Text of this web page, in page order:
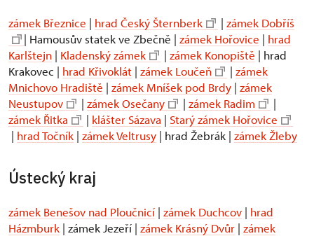
zámek Březnice | hrad Český Šternberk | zámek Dobříš
| Hamousův statek ve Zbečně | zámek Hořovice | hrad
Karlštejn | Kladenský zámek | zámek Konopiště | hrad
Krakovec | hrad Křivoklát | zámek Loučeň | zámek
Mnichovo Hradiště | zámek Mníšek pod Brdy | zámek
Neustupov
| zámek Osečany | zámek Radim
|
zámek Řitka
| klášter Sázava | Starý zámek Hořovice
| hrad Točník | zámek Veltrusy | hrad Žebrák | zámek Žleby
Ústecký kraj
zámek Benešov nad Ploučnicí | zámek Duchcov | hrad
Házmburk | zámek Jezeří | zámek Krásný Dvůr | zámek